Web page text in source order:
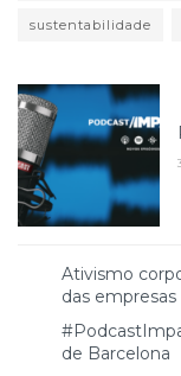
sustentabilidade
Ativismo
das
de Barcelona